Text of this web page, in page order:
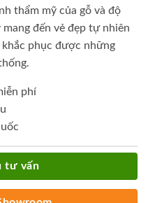
thẩm mỹ của gỗ và độ
mang đến vẻ đẹp tự nhiên
khắc phục được những
phí
tư vấn